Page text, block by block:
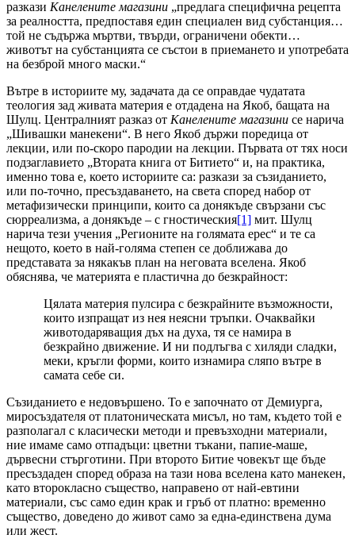
разкази Канелените магазини „предлага специфична рецепта
за реалността, предпоставя един специален вид субстанция…
той не съдържа мъртви, твърди, ограничени обекти…
животът на субстанцията се състои в приемането и употребата
на безброй много маски.“
Вътре в историите му, задачата да се оправдае чудатата
теология зад живата материя е отдадена на Якоб, бащата на
Шулц. Централният разказ от Канелените магазини се нарича
„Шивашки манекени“. В него Якоб държи поредица от
лекции, или по-скоро пародии на лекции. Първата от тях носи
подзаглавието „Втората книга от Битието“ и, на практика,
именно това е, което историите са: разкази за съзиданието,
или по-точно, пресъздаването, на света според набор от
метафизически принципи, които са донякъде свързани със
сюрреализма, а донякъде – с гностическия[1] мит. Шулц
нарича тези учения „Регионите на голямата ерес“ и те са
нещото, което в най-голяма степен се доближава до
представата за някакъв план на неговата вселена. Якоб
обяснява, че материята е пластична до безкрайност:
Цялата материя пулсира с безкрайните възможности,
които изпращат из нея неясни тръпки. Очаквайки
животодаряващия дъх на духа, тя се намира в
безкрайно движение. И ни подлъгва с хиляди сладки,
меки, кръгли форми, които изнамира сляпо вътре в
самата себе си.
Съзиданието е недовършено. То е започнато от Демиурга,
миросъздателя от платоническата мисъл, но там, където той е
разполагал с класически методи и превъзходни материали,
ние имаме само отпадъци: цветни тъкани, папие-маше,
дървесни стърготини. При второто Битие човекът ще бъде
пресъздаден според образа на тази нова вселена като манекен,
като второкласно същество, направено от най-евтини
материали, със само един крак и гръб от платно: временно
същество, доведено до живот само за една-единствена дума
или жест.